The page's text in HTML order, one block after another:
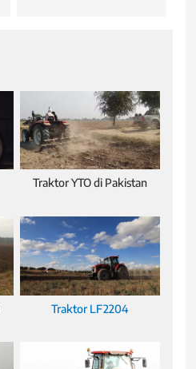
Traktor YTO di Pakistan
Traktor LF2204